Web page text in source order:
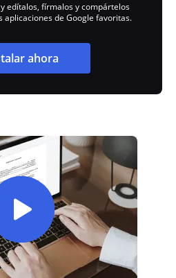
edítalos, fírmalos y compártelos
aplicaciones de Google favoritas.
ahora